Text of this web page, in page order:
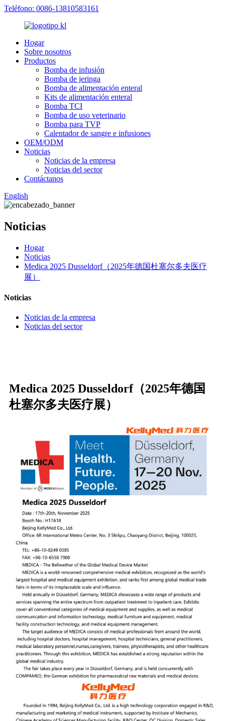
Teléfono: 0086-13810583161
Hogar
Sobre nosotros
Productos
Bomba de infusión
Bomba de jeringa
Bomba de alimentación enteral
Kits de alimentación enteral
Bomba TCI
Bomba de uso veterinario
Bomba para TVP
Calentador de sangre e infusiones
OEM/ODM
Noticias
Noticias de la empresa
Noticias del sector
Contáctanos
English
Noticias
Hogar
Noticias
Medica 2025 Dusseldorf（2025年德国杜塞尔多夫医疗
展）
Noticias
Noticias de la empresa
Noticias del sector
Medica 2025 Dusseldorf（2025年德国
杜塞尔多夫医疗展）